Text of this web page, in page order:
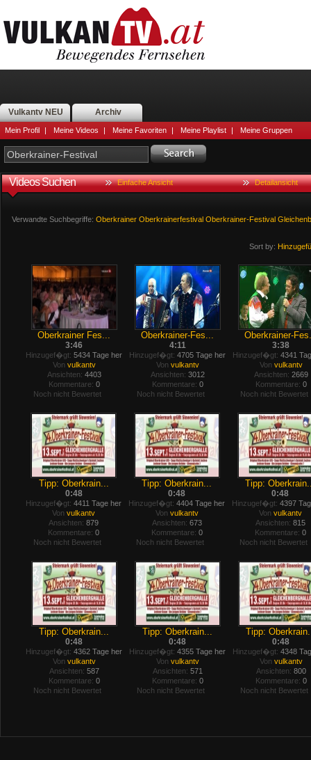
Vulkantv NEU Archiv
Mein Profil | Meine Videos | Meine Favoriten | Meine Playlist | Meine Gruppen
Videos Suchen Einfache Ansicht Detailansicht
Verwandte Suchbegriffe: Oberkrainer Oberkrainerfestival Oberkrainer-Festival
Sort by:
Oberkrainer Fes...
3:46
Hinzugef�gt: 5434 Tage her
Von vulkantv
Ansichten: 4403
Kommentare: 0
Noch nicht Bewertet
Oberkrainer-Fes...
4:11
Hinzugef�gt: 4705 Tage her
Von vulkantv
Ansichten: 3012
Kommentare: 0
Noch nicht Bewertet
Oberkrainer-
3:38
Hinzugef�gt: 4341
Von vulkantv
Ansichten: 2669
Kommentare: 0
Noch nicht Bewertet
Tipp: Oberkrain...
0:48
Hinzugef�gt: 4411 Tage her
Von vulkantv
Ansichten: 879
Kommentare: 0
Noch nicht Bewertet
Tipp: Oberkrain...
0:48
Hinzugef�gt: 4404 Tage her
Von vulkantv
Ansichten: 673
Kommentare: 0
Noch nicht Bewertet
Tipp:
0:48
Hinzugef�gt: 4397
Von vulkantv
Ansichten: 815
Kommentare: 0
Noch nicht Bewertet
Tipp: Oberkrain...
0:48
Hinzugef�gt: 4362 Tage her
Von vulkantv
Ansichten: 587
Kommentare: 0
Noch nicht Bewertet
Tipp: Oberkrain...
0:48
Hinzugef�gt: 4355 Tage her
Von vulkantv
Ansichten: 571
Kommentare: 0
Noch nicht Bewertet
Tipp:
0:48
Hinzugef�gt: 4348
Von vulkantv
Ansichten: 800
Kommentare: 0
Noch nicht Bewertet